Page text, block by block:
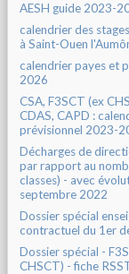
AESH guide 2023-
calendrier des
à Saint-Ouen
calendrier payes et
2026
CSA, F3SCT (ex
CDAS, CAPD :
prévisionnel 2023-
Décharges de
par rapport au
classes) - avec
septembre 2022
Dossier spécial
contractuel du 1er
Dossier spécial -
CHSCT) - fiche